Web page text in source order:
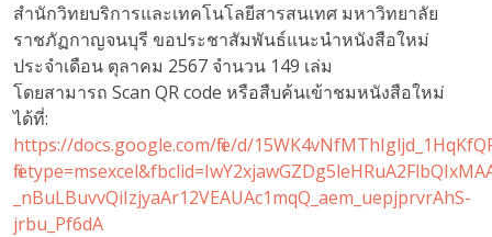
สำนักวิทยบริการและเทคโนโลยีสารสนเทศ มหาวิทยาลัย
ราชภัฏกาญจนบุรี ขอประชาสัมพันธ์แนะนำหนังสือใหม่
ประจำเดือน ตุลาคม 2567 จำนวน 149 เล่ม
โดยสามารถ Scan QR code หรือสืบค้นเข้าชมหนังสือใหม่
ได้ที่:
https://docs.google.com/file/d/
_nBuLBuvvQiIzjyaAr12VEAUAc1mqQ_aem_uepjprvrAhS-
jrbu_Pf6dA